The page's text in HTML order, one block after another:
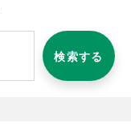
検索する